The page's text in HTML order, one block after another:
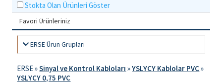
Stokta Olan Ürünleri Göster
Favori Ürünleriniz
ERSE Ürün Grupları
ERSE»Sinyal ve Kontrol Kabloları »YSLYCY Kablolar PVC»
YSLYCY 0,75 PVC